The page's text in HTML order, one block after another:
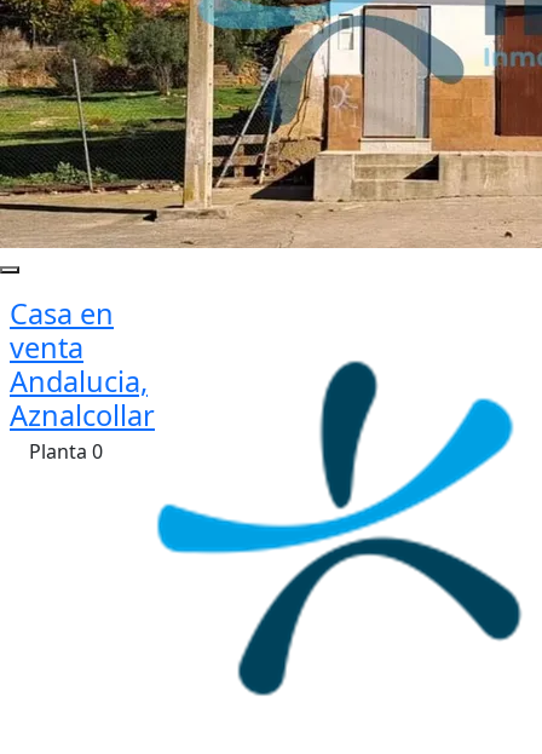
Casa en
venta
Andalucia,
Aznalcollar
Planta 0